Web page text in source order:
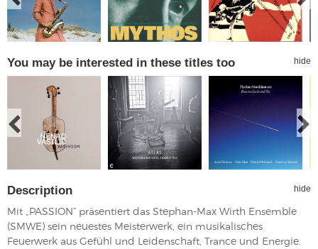
You may be interested in these titles too hide
Description hide
Mit „PASSION” präsentiert das Stephan-Max Wirth Ensemble
(SMWE) sein neuestes Meisterwerk, ein musikalisches
Feuerwerk aus Gefühl und Leidenschaft, Trance und Energie.